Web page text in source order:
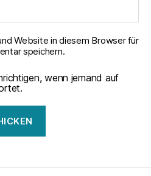
Website in diesem Browser für
speichern.
wenn jemand auf